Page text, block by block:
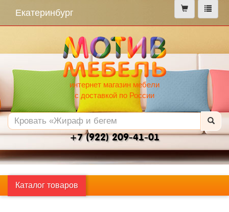
меню
Екатеринбург
интернет магазин мебели
с доставкой по России
+7 (922) 209-41-01
Каталог товаров